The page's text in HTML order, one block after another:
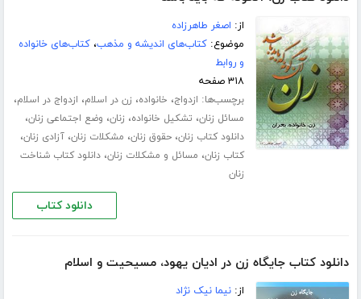
از: اصغر طاهرزاده
موضوع:کتاب‌های اندیشه و مذهب،کتاب‌های خانواده
و روابط
۳۱۸ صفحه
برچسب‌ها: ازدواج، خانواده، زن در اسلام، ازدواج در اسلام،
مسائل زنان، تشکیل خانواده، زنان، وضع اجتماعی زنان،
دانلود کتاب زنان،حقوق زنان، مشکلات زنان،آزادی زنان،
کتاب زنان، مسائل و مشکلات زنان،دانلود کتاب شناخت
زنان
دانلود کتاب
دانلود کتاب جایگاه زن در ادیان یهود، مسیحیت و اسلام
از:نیما نیک نژاد